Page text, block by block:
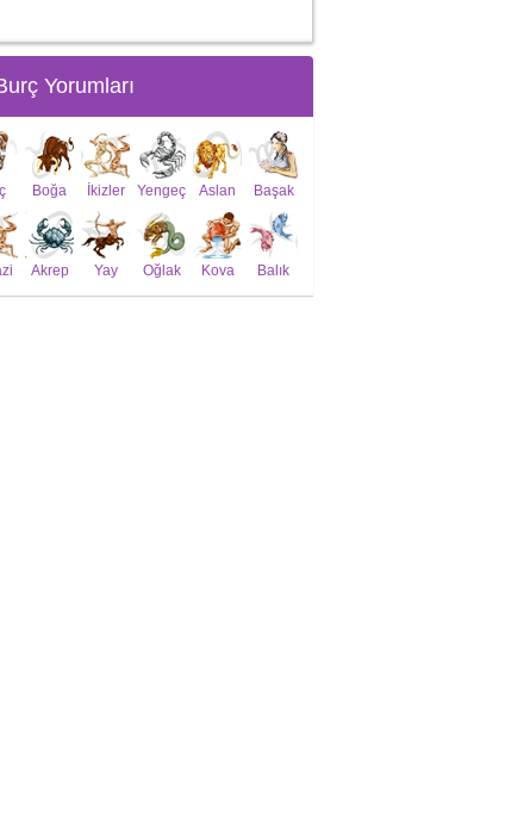
Yorumları
Boğa İkizler Yengeç Aslan Başak
Akrep Yay Oğlak Kova Balık